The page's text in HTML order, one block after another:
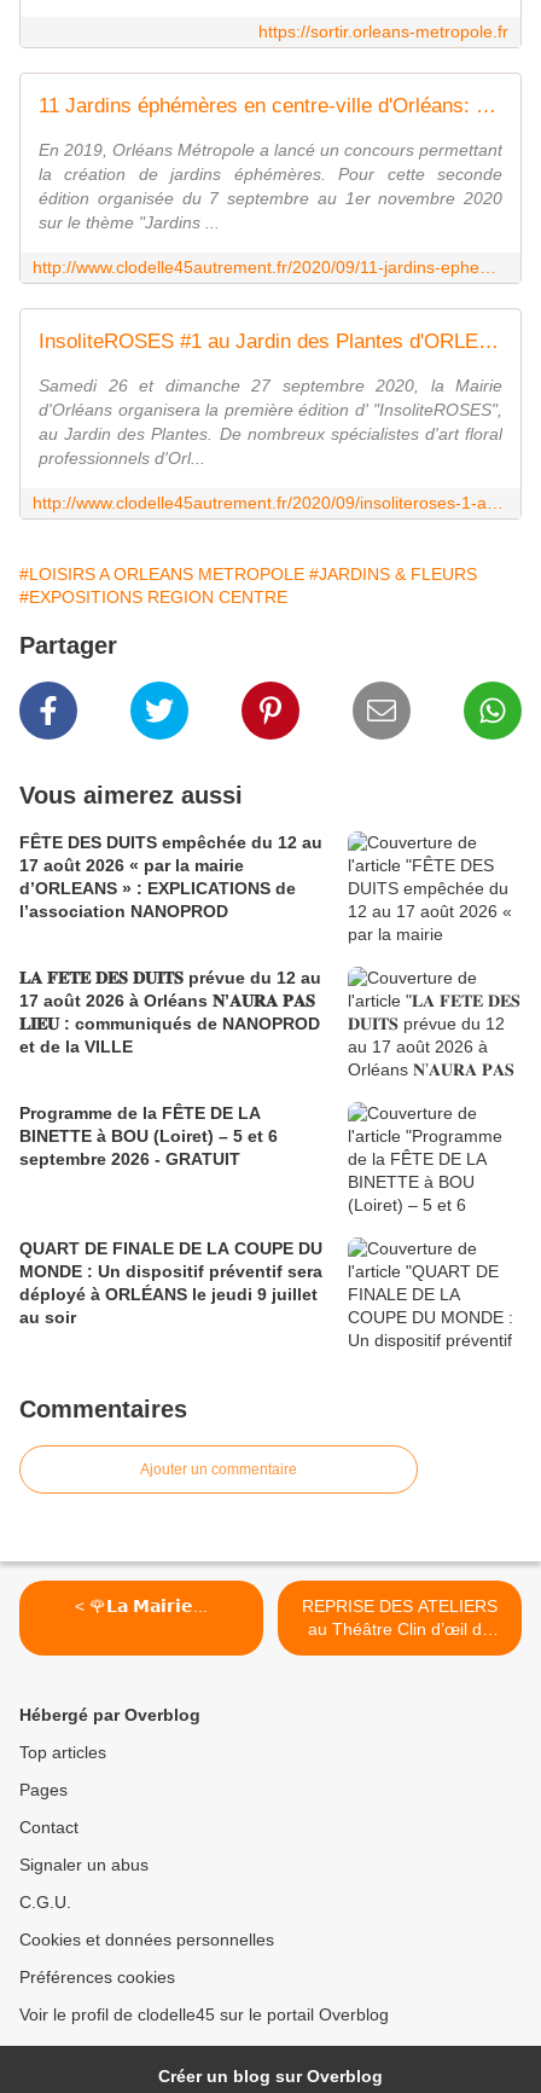
https://sortir.orleans-metropole.fr
11 Jardins éphémères en centre-ville d'Orléans: Découvrez les lauréats - Thème Jardins du futur du 7 septembre au 1er novembre - VIVRE AUTREMENT VOS LOISIRS avec Clodelle
En 2019, Orléans Métropole a lancé un concours permettant
la création de jardins éphémères. Pour cette seconde
édition organisée du 7 septembre au 1er novembre 2020
sur le thème "Jardins ...
InsoliteROSES #1 au Jardin des Plantes d'ORLEANS les 26 et 27 septembre 2020 : Tableaux floraux professionnels et illuminations - VIVRE AUTREMENT VOS LOISIRS avec Clodelle
Samedi 26 et dimanche 27 septembre 2020, la Mairie
d'Orléans organisera la première édition d' "InsoliteROSES",
au Jardin des Plantes. De nombreux spécialistes d'art floral
professionnels d'Orl...
#LOISIRS A ORLEANS METROPOLE #JARDINS & FLEURS
#EXPOSITIONS REGION CENTRE
Partager
Vous aimerez aussi
FÊTE DES DUITS empêchée du 12 au
17 août 2026 « par la mairie
d’ORLEANS » : EXPLICATIONS de
l’association NANOPROD
𝐋𝐀 𝐅𝐄𝐓𝐄 𝐃𝐄𝐒 𝐃𝐔𝐈𝐓𝐒 prévue du 12 au
17 août 2026 à Orléans 𝐍’𝐀𝐔𝐑𝐀 𝐏𝐀𝐒
𝐋𝐈𝐄𝐔 : communiqués de NANOPROD
et de la VILLE
Programme de la FÊTE DE LA
BINETTE à BOU (Loiret) – 5 et 6
septembre 2026 - GRATUIT
QUART DE FINALE DE LA COUPE DU
MONDE : Un dispositif préventif sera
déployé à ORLÉANS le jeudi 9 juillet
au soir
Commentaires
Ajouter un commentaire
< 🌹𝗟𝗮 𝗠𝗮𝗶𝗿𝗶𝗲...
REPRISE DES ATELIERS
au Théâtre Clin d’œil de
Saint Jean de Braye durant
Hébergé par Overblog
Top articles
Pages
Contact
Signaler un abus
C.G.U.
Cookies et données personnelles
Préférences cookies
Voir le profil de clodelle45 sur le portail Overblog
Créer un blog sur Overblog